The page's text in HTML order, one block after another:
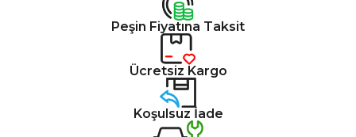
Peşin Fiyatına Taksit
Ücretsiz Kargo
Koşulsuz İade